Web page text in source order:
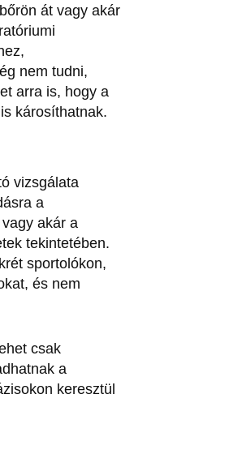
át vagy akár
nem tudni,
arra is, hogy a
károsíthatnak.
vizsgálata
a
akár a
tekintetében.
sportolókon,
és nem
csak
a
keresztül